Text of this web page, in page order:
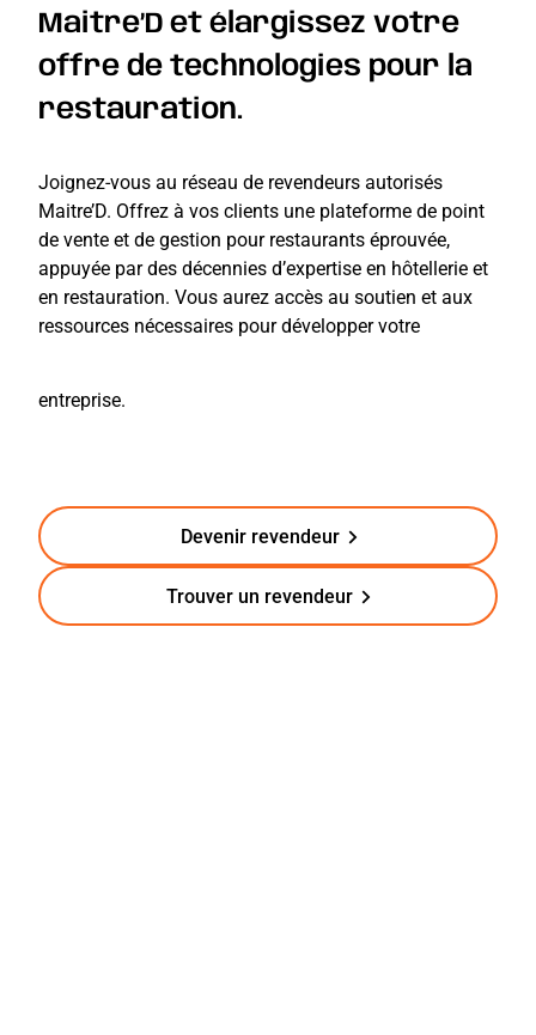
Maitre’D et élargissez votre
offre de technologies pour la
restauration.
Joignez-vous au réseau de revendeurs autorisés
Maitre’D. Offrez à vos clients une plateforme de point
de vente et de gestion pour restaurants éprouvée,
appuyée par des décennies d’expertise en hôtellerie et
en restauration. Vous aurez accès au soutien et aux
ressources nécessaires pour développer votre
entreprise.
Devenir revendeur
Trouver un revendeur